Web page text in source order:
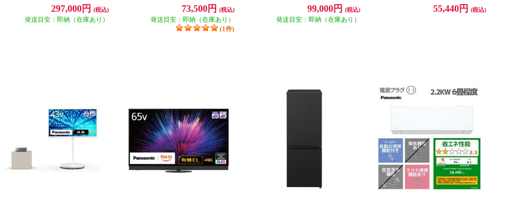
ャンパン】 ★大型配送対象商品 NR-F
297,000円 (税込)
発送目安：即納（在庫あり）
リーンホワイト】 F-YHX200B-W
73,500円 (税込)
発送目安：即納（在庫あり）
(1件)
水/ホワイト】 NP-TZ500-W
99,000円 (税込)
発送目安：即納（在庫あり）
バッテリー内蔵】 UN-10L12
55,440円 (税込)